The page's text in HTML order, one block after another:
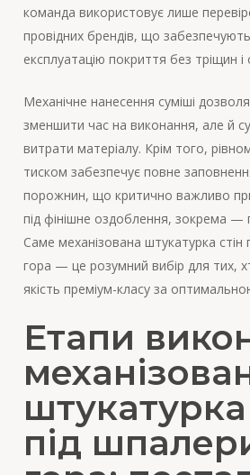
команда використовує лише
провідних брендів, що
експлуатацію покриття без тріщин і
Механічне нанесення суміші
зменшити час на виконання, але й
витрати матеріалу. Крім того,
тиском забезпечує повне
порожнин, що критично важливо при
під фінішне оздоблення, зокрема —
Саме механізована штукатурка стін
гора — це розумний вибір для тих,
якість преміум-класу за
Етапи
штукатурка
під